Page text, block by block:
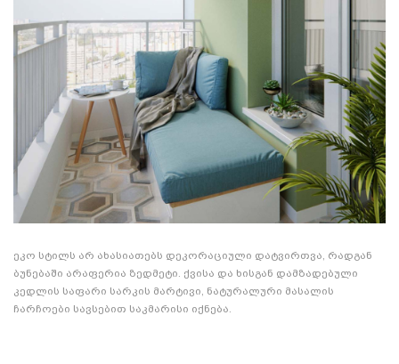
ეკო სტილს არ ახასიათებს დეკორაციული დატვირთვა, რადგან
ბუნებაში არაფერია ზედმეტი. ქვისა და ხისგან დამზადებული
კედლის საფარი სარკის მარტივი, ნატურალური მასალის
ჩარჩოები სავსებით საკმარისი იქნება.